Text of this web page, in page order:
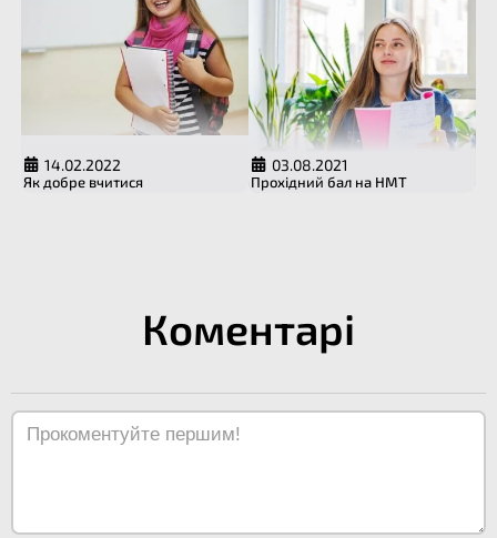
14.02.2022
Як добре вчитися
03.08.2021
Прохідний бал на НМТ
Коментарі